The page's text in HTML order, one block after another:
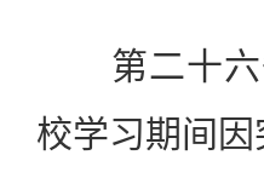
第二十六
校学习期间